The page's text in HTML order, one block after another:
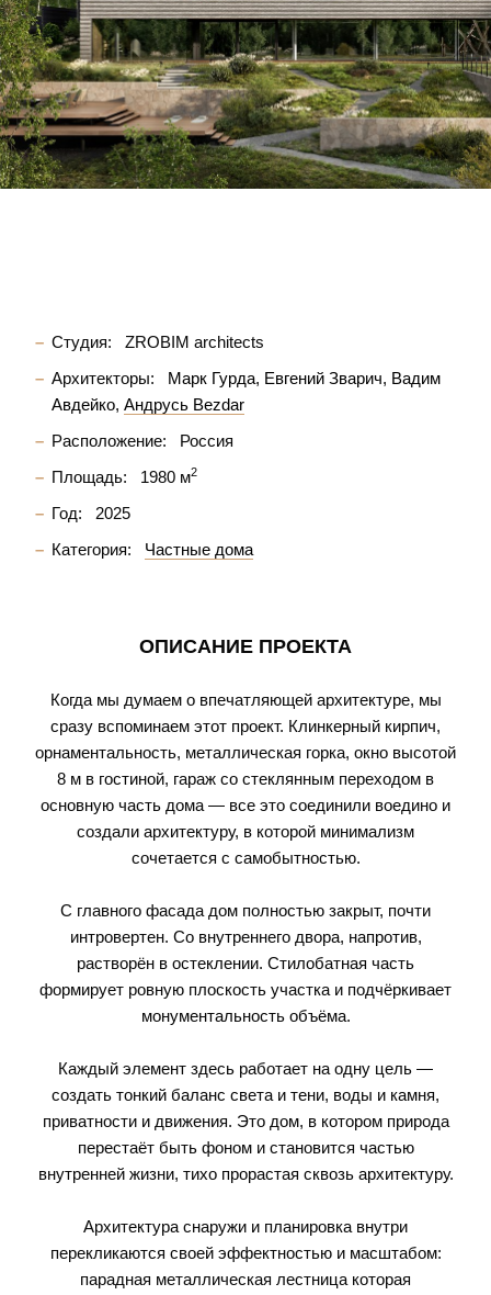
Студия:
ZROBIM architects
Архитекторы:
Марк Гурда Евгений Зварич Вадим
Авдейко Андрусь Bezdar
Расположение:
Россия
Площадь:
1980 м2
Год:
2025
Категория:
Частные дома
ОПИСАНИЕ ПРОЕКТА
Когда мы думаем о впечатляющей архитектуре, мы
сразу вспоминаем этот проект. Клинкерный кирпич,
орнаментальность, металлическая горка, окно высотой
8 м в гостиной, гараж со стеклянным переходом в
основную часть дома — все это соединили воедино и
создали архитектуру, в которой минимализм
сочетается с самобытностью.
С главного фасада дом полностью закрыт, почти
интровертен. Со внутреннего двора, напротив,
растворён в остеклении. Стилобатная часть
формирует ровную плоскость участка и подчёркивает
монументальность объёма.
Каждый элемент здесь работает на одну цель —
создать тонкий баланс света и тени, воды и камня,
приватности и движения. Это дом, в котором природа
перестаёт быть фоном и становится частью
внутренней жизни, тихо прорастая сквозь архитектуру.
Архитектура снаружи и планировка внутри
перекликаются своей эффектностью и масштабом:
парадная металлическая лестница которая